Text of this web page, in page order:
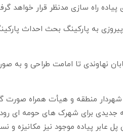
راه سازی مدنظر قرار خواهد
به پارکینگ بحث احداث
نهاوندی تا امامت طراحی و به
شهردار منطقه و هیأت همراه صورت
جدیدی برای شهرک های حومه ای
عابر پیاده موجود نیز مکانیزه و